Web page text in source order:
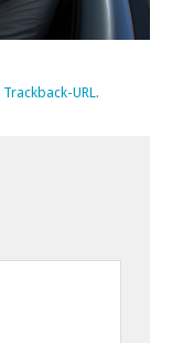
Trackback-URL.